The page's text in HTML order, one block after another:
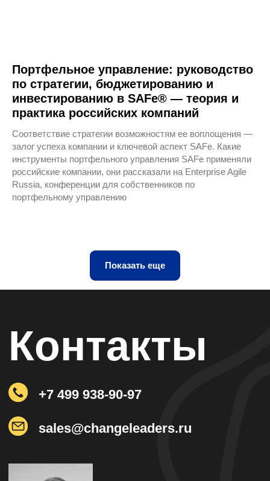
Портфельное управление: руководство
по стратегии, бюджетированию и
инвестированию в SAFe® — теория и
практика российских компаний
Соответствие стратегии возможностям ее воплощения —
залог успеха компании и ключевой аспект SAFe. Какие
инструменты портфельного управления SAFe применяли
российские компании, они рассказали на Enterprise Agile
Russia, конференции для собственников по
портфельному управлению
Показать еще